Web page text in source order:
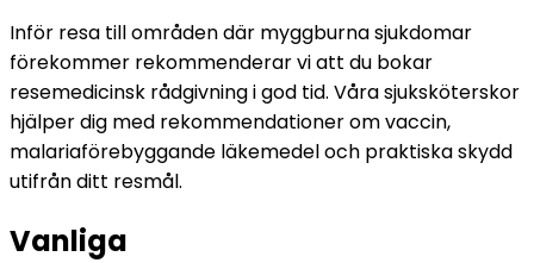
Inför resa till områden där myggburna sjukdomar
förekommer rekommenderar vi att du bokar
resemedicinsk rådgivning i god tid. Våra sjuksköterskor
hjälper dig med rekommendationer om vaccin,
malariaförebyggande läkemedel och praktiska skydd
utifrån ditt resmål.
Vanliga